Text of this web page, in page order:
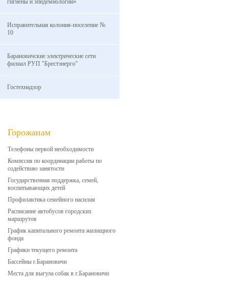
гигиены и эпидемиологии»
Исправительная колония-поселение №
10
Барановичские электрические сети
филиал РУП "Брестэнерго"
Гостехнадзор
Горожанам
Телефоны первой необходимости
Комиссия по координации работы по
содействию занятости
Государственная поддержка, семей,
воспитывающих детей
Профилактика семейного насилия
Расписание автобусов городских
маршрутов
График капитального ремонта жилищного
фонда
Графики текущего ремонта
Бассейны г.Барановичи
Места для выгула собак в г.Барановичи